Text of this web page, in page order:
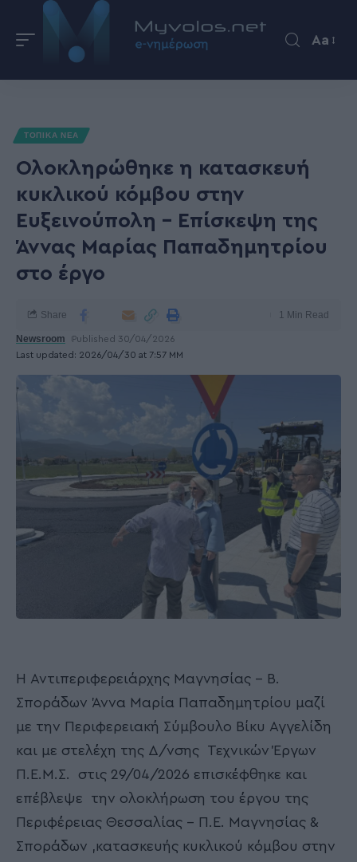
Aa
ΤΟΠΙΚΑ ΝΕΑ
Ολοκληρώθηκε η κατασκευή
κυκλικού κόμβου στην
Ευξεινούπολη – Επίσκεψη της
Άννας Μαρίας Παπαδημητρίου
στο έργο
Last updated: 2026/04/30 at 7:57 ΜΜ
Newsroom Published 30/04/2026
Share 1 Min Read
Η Αντιπεριφερειάρχης Μαγνησίας – Β.
Σποράδων Άννα Μαρία Παπαδημητρίου μαζί
με την Περιφερειακή Σύμβουλο Βίκυ Αγγελίδη
και με στελέχη της Δ/νσης Τεχνικών Έργων
Π.Ε.Μ.Σ. στις 29/04/2026 επισκέφθηκε και
επέβλεψε την ολοκλήρωση του έργου της
Περιφέρειας Θεσσαλίας – Π.Ε. Μαγνησίας &
Σποράδων ,κατασκευής κυκλικού κόμβου στην